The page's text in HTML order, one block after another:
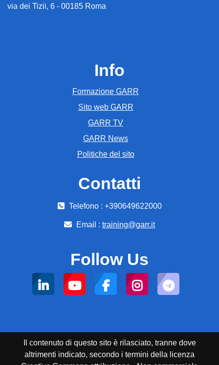
via dei Tizii, 6 - 00185 Roma
Info
Formazione GARR
Sito web GARR
GARR TV
GARR News
Politiche del sito
Contatti
Telefono : +390649622000
Email : training@garr.it
Follow Us
Il contenuto di questo sito è rilasciato, tranne dove
altrimenti indicato, secondo i termini della licenza